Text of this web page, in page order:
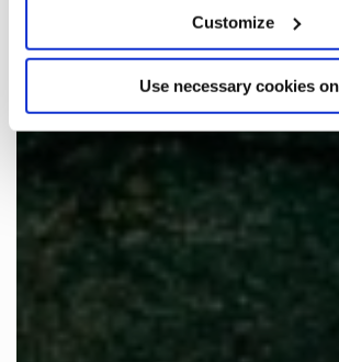
Customize
Use necessary cookies